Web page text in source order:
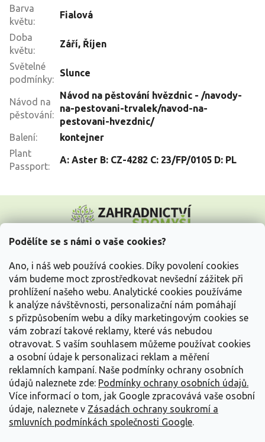
Podělíte se s námi o vaše cookies?
Ano, i náš web používá cookies. Díky povolení cookies
vám budeme moct zprostředkovat nevšední zážitek při
prohlížení našeho webu. Analytické cookies používáme
k analýze návštěvnosti, personalizační nám pomáhají
s přizpůsobením webu a díky marketingovým cookies se
vám zobrazí takové reklamy, které vás nebudou
otravovat. S vaším souhlasem můžeme používat cookies
a osobní údaje k personalizaci reklam a měření
reklamních kampaní. Naše podmínky ochrany osobních
údajů naleznete zde: Podmínky ochrany osobních údajů.
Více informací o tom, jak Google zpracovává vaše osobní
údaje, naleznete v Zásadách ochrany soukromí a
smluvních podmínkách společnosti Google.
Barva
květu:
Fialová
Doba
květu:
Září, Říjen
Světelné
podmínky:
Slunce
Návod na
pěstování:
Návod na pěstování hvězdnic - /navody-
na-pestovani-trvalek/navod-na-
pestovani-hvezdnic/
Balení:
kontejner
Plant
Passport:
A: Aster B: CZ-4282 C: 23/FP/0105 D: PL
p
Vše o nákupu
Informace pro Vás
Kontakujte nás